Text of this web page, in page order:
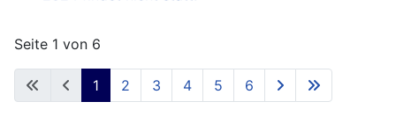
Seite 1 von 6
1 2 3 4 5 6